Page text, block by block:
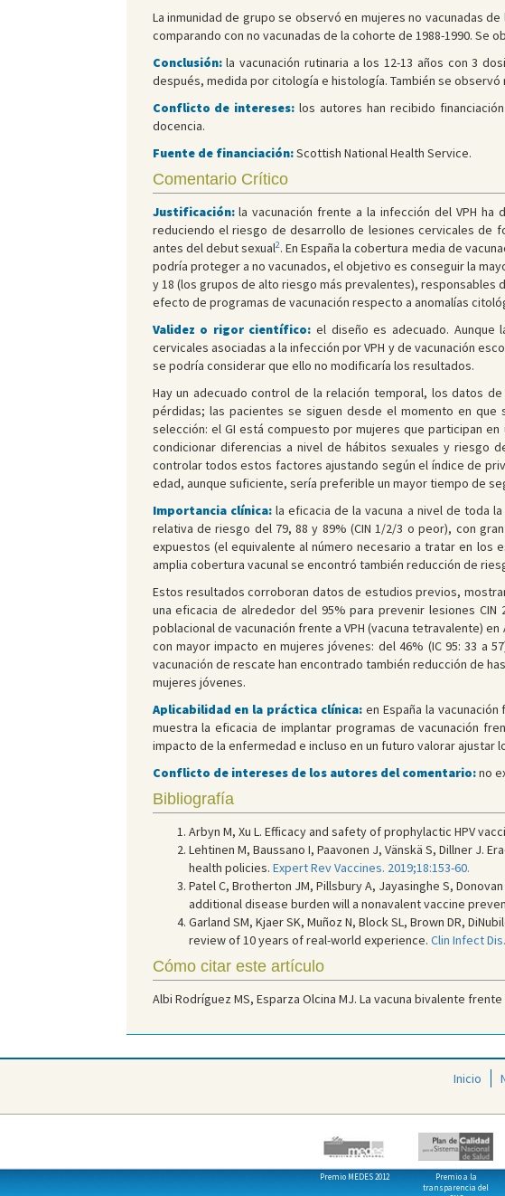
La inmunidad de grupo se observó en mujeres no vacunadas
comparando con no vacunadas de la cohorte de 1988-1990. Se
Conclusión:la vacunación rutinaria a los 12-13 años con 3
después, medida por citología e histología. También se
Conflicto de intereses: los autores han recibido
docencia.
Fuente de financiación:Scottish National Health Service.
Comentario Crítico
Justificación:la vacunación frente a la infección del VPH ha
reduciendo el riesgo de desarrollo de lesiones cervicales de
antes del debut sexual2. En España la cobertura media de
podría proteger a no vacunados, el objetivo es conseguir la
y 18 (los grupos de alto riesgo más prevalentes),
efecto de programas de vacunación respecto a anomalías
Validez o rigor científico: el diseño es adecuado.
cervicales asociadas a la infección por VPH y de vacunación
se podría considerar que ello no modificaría los resultados.
Hay un adecuado control de la relación temporal, los datos
pérdidas; las pacientes se siguen desde el momento en que
selección: el GI está compuesto por mujeres que participan
condicionar diferencias a nivel de hábitos sexuales y riesgo
controlar todos estos factores ajustando según el índice de
edad, aunque suficiente, sería preferible un mayor tiempo de
Importancia clínica: la eficacia de la vacuna a nivel de toda
relativa de riesgo del 79, 88 y 89% (CIN 1/2/3 o peor), con
expuestos (el equivalente al número necesario a tratar en los
amplia cobertura vacunal se encontró también reducción de
Estos resultados corroboran datos de estudios previos,
una eficacia de alrededor del 95% para prevenir lesiones
poblacional de vacunación frente a VPH (vacuna tetravalente) en
con mayor impacto en mujeres jóvenes: del 46% (IC 95: 33 a
vacunación de rescate han encontrado también reducción de
mujeres jóvenes.
Aplicabilidad en la práctica clínica: en España la
muestra la eficacia de implantar programas de vacunación
impacto de la enfermedad e incluso en un futuro valorar ajustar
Conflicto de intereses de los autores del comentario:no
Bibliografía
Arbyn M, Xu L. Efficacy and safety of prophylactic HPV
Lehtinen M, Baussano I, Paavonen J, Vänskä S, Dillner J.
health policies. Expert Rev Vaccines. 2019;18:153-60.
Patel C, Brotherton JM, Pillsbury A, Jayasinghe S,
additional disease burden will a nonavalent vaccine
Garland SM, Kjaer SK, Muñoz N, Block SL, Brown DR,
review of 10 years of real-world experience. Clin Infect
Cómo citar este artículo
Albi Rodríguez MS, Esparza Olcina MJ. La vacuna bivalente
Inicio
Premio MEDES 2012
Premio a la
transparencia del